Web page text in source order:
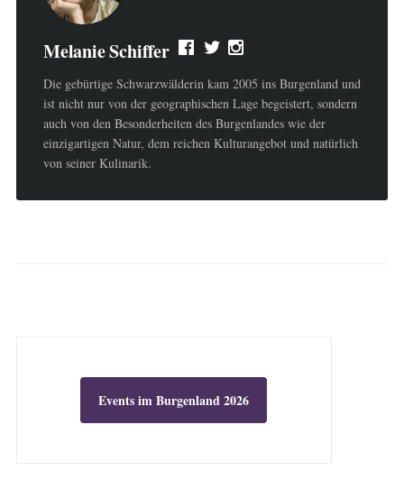
Melanie Schiffer
Die gebürtige Schwarzwälderin kam 2005 ins Burgenland und
ist nicht nur von der geographischen Lage begeistert, sondern
auch von den Besonderheiten des Burgenlandes wie der
einzigartigen Natur, dem reichen Kulturangebot und natürlich
von seiner Kulinarik.
Events im Burgenland 2026